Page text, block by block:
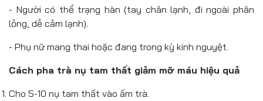
- Người có thể trạng hàn (tay chân lạnh, đi ngoài phân
lỏng, dễ cảm lạnh).
- Phụ nữ mang thai hoặc đang trong kỳ kinh nguyệt.
Cách pha trà nụ tam thất giảm mỡ máu hiệu quả
Cho 5-10 nụ tam thất vào ấm trà.